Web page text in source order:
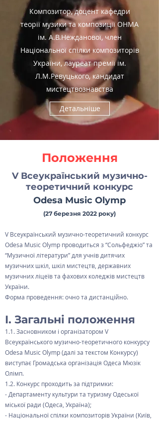
Композитор, доцент кафедри
теорії музики та композиції ОНМА
ім. А.В.Нежданової, член
Національної спілки композиторів
України, лауреат премії ім.
Л.М.Ревуцького, кандидат
мистецтвознавства
Детальніше
Положення
VВсеукраїнський музично-
теоретичний конкурс
Odesa Music Olymp
(27 березня 2022 року)
V Всеукраїнський музично-теоретичний конкурс
Odesa Music Olymp проводиться з “Сольфеджіо” та
“Музичної літератури” для учнів дитячих
музичних шкіл, шкіл мистецтв, державних
музичних ліцеїв та фахових коледжів мистецтв
України.
Форма проведення: очно та дистанційно.
I. Загальні положення
1.1. Засновником і організатором V
Всеукраїнського музично-теоретичного конкурсу
Odesa Music Olymp (далі за текстом Конкурсу)
виступає Громадська організація Одеса Мюзік
Олімп.
1.2. Конкурс проходить за підтримки:
- Департаменту культури та туризму Одеської
міської ради (Одеса, Україна);
- Національної спілки композиторів України (Київ,